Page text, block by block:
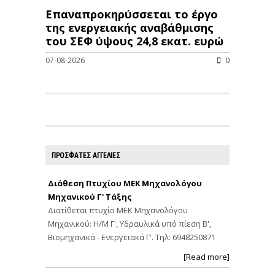
Επαναπροκηρύσσεται το έργο
της ενεργειακής αναβάθμισης
του ΣΕΦ ύψους 24,8 εκατ. ευρώ
07-08-2026 0
ΠΡΟΣΦΑΤΕΣ ΑΓΓΕΛΙΕΣ
Διάθεση Πτυχίου ΜΕΚ Μηχανολόγου
Μηχανικού Γ' Τάξης
Διατίθεται πτυχίο ΜΕΚ Μηχανολόγου
Μηχανικού: Η/Μ Γ', Υδραυλικά υπό πίεση Β',
Βιομηχανικά - Ενεργειακά Γ'. Τηλ: 6948250871
[Read more]